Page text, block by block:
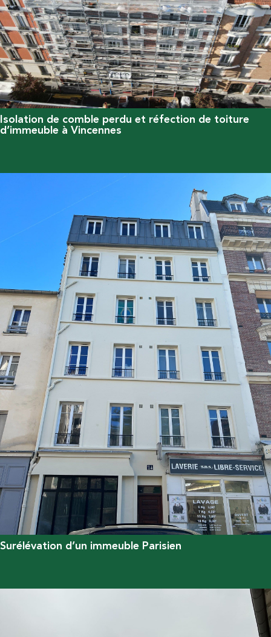
Isolation de comble perdu et réfection de toiture
d’immeuble à Vincennes
Surélévation d’un immeuble Parisien